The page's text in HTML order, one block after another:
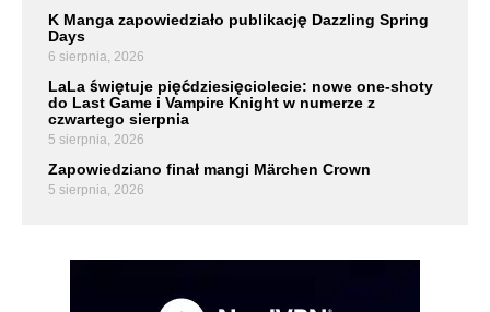
K Manga zapowiedziało publikację Dazzling Spring
Days
6 sierpnia, 2026
LaLa świętuje pięćdziesięciolecie: nowe one-shoty
do Last Game i Vampire Knight w numerze z
czwartego sierpnia
5 sierpnia, 2026
Zapowiedziano finał mangi Märchen Crown
5 sierpnia, 2026